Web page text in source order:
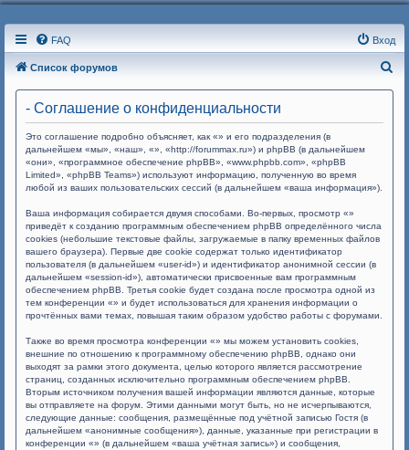
FAQ Вход
Список форумов
- Соглашение о конфиденциальности
Это соглашение подробно объясняет, как «» и его подразделения (в
дальнейшем «мы», «наш», «», «http://forummax.ru») и phpBB (в дальнейшем
«они», «программное обеспечение phpBB», «www.phpbb.com», «phpBB
Limited», «phpBB Teams») используют информацию, полученную во время
любой из ваших пользовательских сессий (в дальнейшем «ваша информация»).
Ваша информация собирается двумя способами. Во-первых, просмотр «»
приведёт к созданию программным обеспечением phpBB определённого числа
cookies (небольшие текстовые файлы, загружаемые в папку временных файлов
вашего браузера). Первые две cookie содержат только идентификатор
пользователя (в дальнейшем «user-id») и идентификатор анонимной сессии (в
дальнейшем «session-id»), автоматически присвоенные вам программным
обеспечением phpBB. Третья cookie будет создана после просмотра одной из
тем конференции «» и будет использоваться для хранения информации о
прочтённых вами темах, повышая таким образом удобство работы с форумами.
Также во время просмотра конференции «» мы можем установить cookies,
внешние по отношению к программному обеспечению phpBB, однако они
выходят за рамки этого документа, целью которого является рассмотрение
страниц, созданных исключительно программным обеспечением phpBB.
Вторым источником получения вашей информации являются данные, которые
вы отправляете на форум. Этими данными могут быть, но не исчерпываются,
следующие данные: сообщения, размещённые под учётной записью Гостя (в
дальнейшем «анонимные сообщения»), данные, указанные при регистрации в
конференции «» (в дальнейшем «ваша учётная запись») и сообщения,